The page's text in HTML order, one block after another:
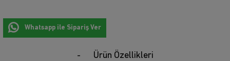
Whatsapp ile Sipariş Ver
Ürün Özellikleri